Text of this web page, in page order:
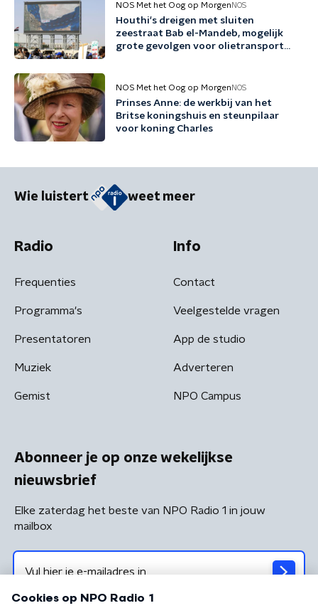
NOS Met het Oog op Morgen NOS
Houthi's dreigen met sluiten
zeestraat Bab el-Mandeb, mogelijk
grote gevolgen voor olietransport
NOS Met het Oog op Morgen NOS
Prinses Anne: de werkbij van het
Britse koningshuis en steunpilaar
voor koning Charles
Wie luistert weet meer
Radio
Frequenties
Programma's
Presentatoren
Muziek
Gemist
Info
Contact
Veelgestelde vragen
App de studio
Adverteren
NPO Campus
Abonneer je op onze wekelijkse
nieuwsbrief
Elke zaterdag het beste van NPO Radio 1 in jouw
mailbox